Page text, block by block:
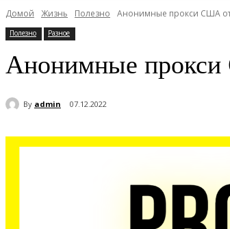
Домой Жизнь Полезно Анонимные прокси США от
Полезно Разное
Анонимные
By admin 07.12.2022